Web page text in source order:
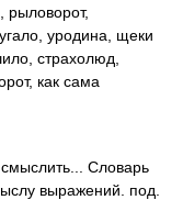
уродина, щеки
страхолюд,
как сама
Словарь
выражений. под.